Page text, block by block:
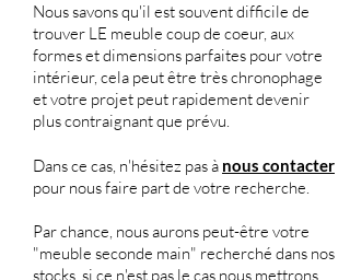
Nous savons qu'il est souvent difficile de
trouver LE meuble coup de coeur, aux
formes et dimensions parfaites pour votre
intérieur, cela peut être très chronophage
et votre projet peut rapidement devenir
plus contraignant que prévu.
Dans ce cas, n'hésitez pas à nous contacter
pour nous faire part de votre recherche.
Par chance, nous aurons peut-être votre
"meuble seconde main" recherché dans nos
stocks, si ce n'est pas le cas nous mettrons